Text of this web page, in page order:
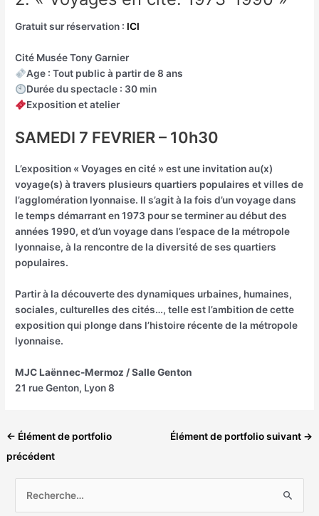
Gratuit sur réservation : ICI
Cité Musée Tony Garnier
Age : Tout public à partir de 8 ans
Durée du spectacle : 30 min
Exposition et atelier
SAMEDI 7 FEVRIER – 10h30
L’exposition « Voyages en cité » est une invitation au(x)
voyage(s) à travers plusieurs quartiers populaires et villes de
l’agglomération lyonnaise. Il s’agit à la fois d’un voyage dans
le temps démarrant en 1973 pour se terminer au début des
années 1990, et d’un voyage dans l’espace de la métropole
lyonnaise, à la rencontre de la diversité de ses quartiers
populaires.
Partir à la découverte des dynamiques urbaines, humaines,
sociales, culturelles des cités…, telle est l’ambition de cette
exposition qui plonge dans l’histoire récente de la métropole
lyonnaise.
MJC Laënnec-Mermoz / Salle Genton
21 rue Genton, Lyon 8
← Élément de portfolio
précédent
Élément de portfolio suivant →